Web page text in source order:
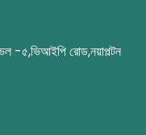
-৫,ভিআইপি রোড,নয়াপল্টন